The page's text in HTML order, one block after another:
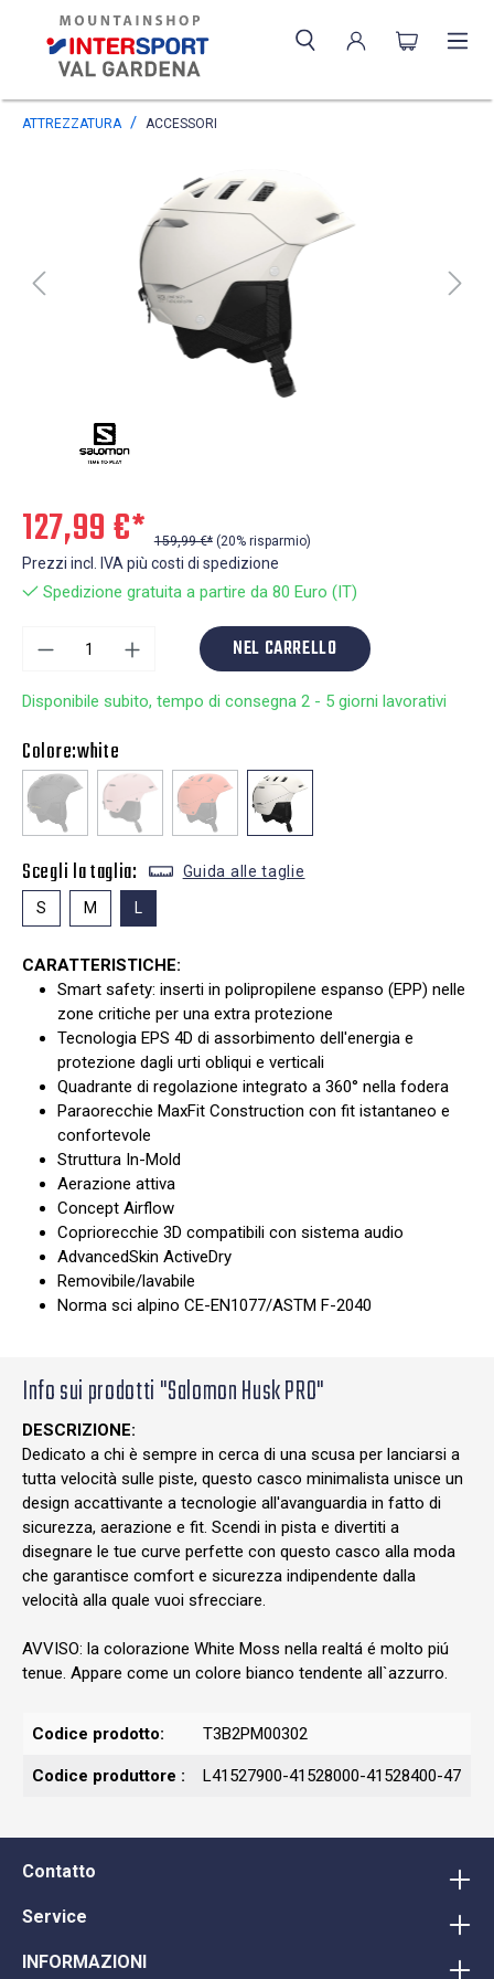
ATTREZZATURA ACCESSORI
127,99 €* 159,99 €* (20% risparmio)
Prezzi incl. IVA più costi di spedizione
Spedizione gratuita a partire da 80 Euro (IT)
NEL CARRELLO
Disponibile subito, tempo di consegna 2 - 5 giorni lavorativi
Colore:white
Scegli la taglia: Guida alle taglie
S M L
CARATTERISTICHE:
Smart safety: inserti in polipropilene espanso (EPP) nelle
zone critiche per una extra protezione
Tecnologia EPS 4D di assorbimento dell'energia e
protezione dagli urti obliqui e verticali
Quadrante di regolazione integrato a 360° nella fodera
Paraorecchie MaxFit Construction con fit istantaneo e
confortevole
Struttura In-Mold
Aerazione attiva
Concept Airflow
Copriorecchie 3D compatibili con sistema audio
AdvancedSkin ActiveDry
Removibile/lavabile
Norma sci alpino CE-EN1077/ASTM F-2040
Info sui prodotti "Salomon Husk PRO"
DESCRIZIONE:
Dedicato a chi è sempre in cerca di una scusa per lanciarsi a
tutta velocità sulle piste, questo casco minimalista unisce un
design accattivante a tecnologie all'avanguardia in fatto di
sicurezza, aerazione e fit. Scendi in pista e divertiti a
disegnare le tue curve perfette con questo casco alla moda
che garantisce comfort e sicurezza indipendente dalla
velocità alla quale vuoi sfrecciare.
AVVISO: la colorazione White Moss nella realtá é molto piú
tenue. Appare come un colore bianco tendente all`azzurro.
Codice prodotto: T3B2PM00302
Codice produttore : L41527900-41528000-41528400-47
Contatto
Service
INFORMAZIONI